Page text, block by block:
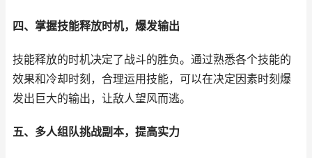
四、掌握技能释放时机，爆发输出
技能释放的时机决定了战斗的胜负。通过熟悉各个技能的
效果和冷却时刻，合理运用技能，可以在决定因素时刻爆
发出巨大的输出，让敌人望风而逃。
五、多人组队挑战副本，提高实力